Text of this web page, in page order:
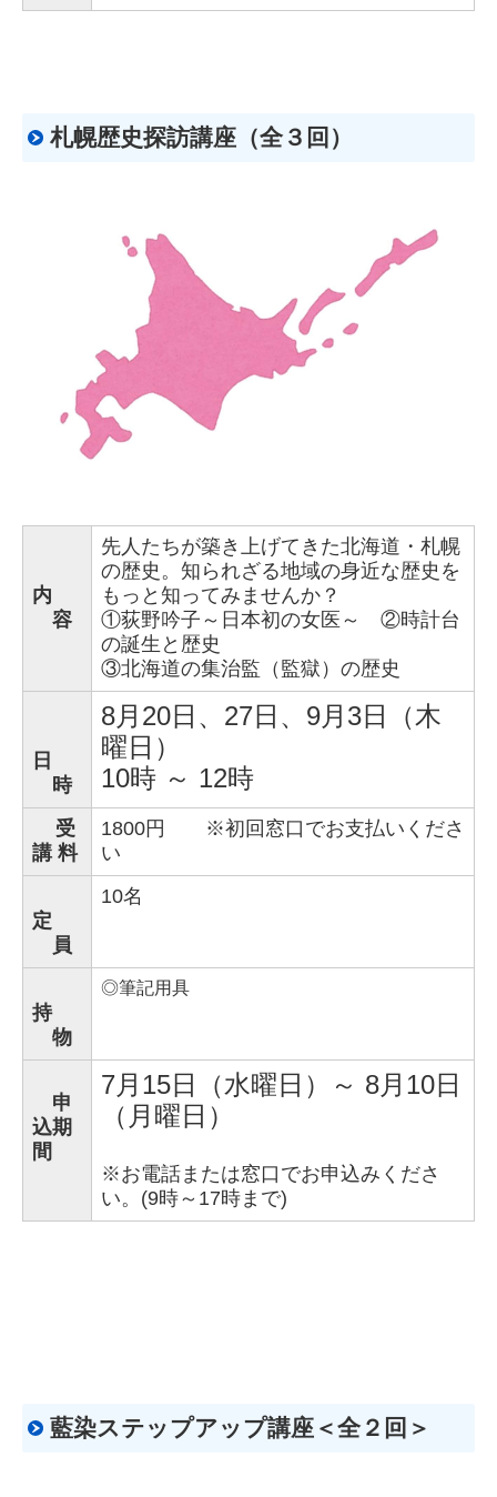
札幌歴史探訪講座（全３回）
内
容
先人たちが築き上げてきた北海道・札幌
の歴史。知られざる地域の身近な歴史を
もっと知ってみませんか？
①荻野吟子～日本初の女医～ ②時計台
の誕生と歴史
③北海道の集治監（監獄）の歴史
日
時
8月20日、27日、9月3日（木
曜日）
10時 ～ 12時
受
講 料
1800円 ※初回窓口でお支払いくださ
い
定
員
10名
持
物
◎筆記用具
申
込期
間
7月15日（水曜日）～ 8月10日
（月曜日）
※お電話または窓口でお申込みくださ
い。(9時～17時まで)
藍染ステップアップ講座＜全２回＞